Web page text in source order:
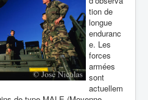
tion de
longue
enduranc
e. Les
forces
armées
sont
actuellem